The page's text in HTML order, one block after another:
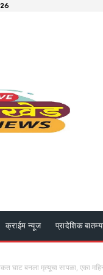
क्राईम न्यूज प्रादेशिक
घाट बनला मृत्यूचा सापळा, एका